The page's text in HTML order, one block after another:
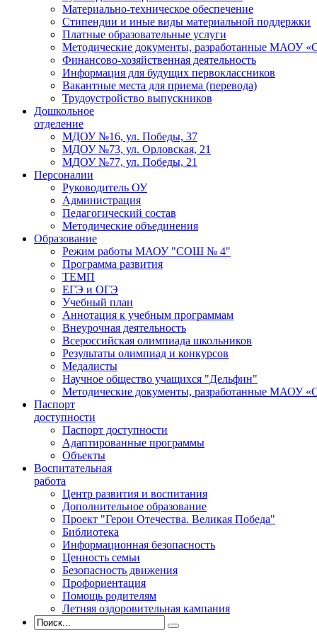
Материально-техническое обеспечение
Стипендии и иные виды материальной поддержки
Платные образовательные услуги
Методические документы, разработанные МАОУ
Финансово-хозяйственная деятельность
Информация для будущих первоклассников
Вакантные места для приема (перевода)
Трудоустройство выпускников
Дошкольное
отделение
МДОУ №16, ул. Победы, 37
МДОУ №73, ул. Орловская, 21
МДОУ №77, ул. Победы, 21
Персоналии
Руководитель ОУ
Администрация
Педагогический состав
Методические объединения
Образование
Режим работы МАОУ "СОШ № 4"
Программа развития
ТЕМП
ЕГЭ и ОГЭ
Учебный план
Аннотация к учебным программам
Внеурочная деятельность
Всероссийская олимпиада школьников
Результаты олимпиад и конкурсов
Медалисты
Научное общество учащихся "Дельфин"
Методические документы, разработанные МАОУ
Паспорт
доступности
Паспорт доступности
Адаптированные программы
Объекты
Воспитательная
работа
Центр развития и воспитания
Дополнительное образование
Проект "Герои Отечества. Великая Победа"
Библиотека
Информационная безопасность
Ценность семьи
Безопасность движения
Профориентация
Помощь родителям
Летняя оздоровительная кампания